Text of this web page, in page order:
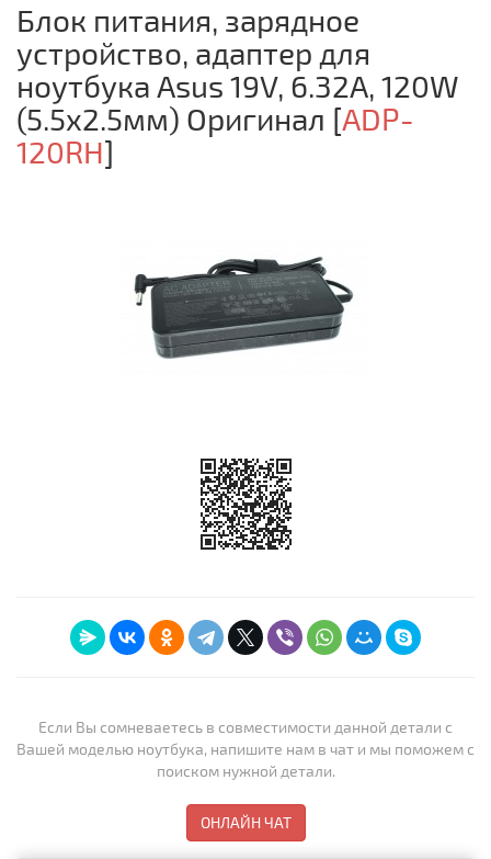
Блок питания, зарядное
устройство, адаптер для
ноутбука Asus 19V, 6.32A, 120W
(5.5x2.5мм) Оригинал [ADP-
120RH]
Если Вы сомневаетесь в совместимости данной детали с
Вашей моделью ноутбука, напишите нам в чат и мы поможем с
поиском нужной детали.
ОНЛАЙН ЧАТ